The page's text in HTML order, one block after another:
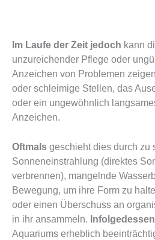
Im Laufe der Zeit jedoch kann
unzureichender Pflege oder
Anzeichen von Problemen
oder schleimige Stellen, das
oder ein ungewöhnlich
Anzeichen.
Oftmals geschieht dies durch zu
Sonneneinstrahlung (direktes
verbrennen), mangelnde
Bewegung, um ihre Form zu
oder einen Überschuss an
in ihr ansammeln. Infolgedessen
Aquariums erheblich